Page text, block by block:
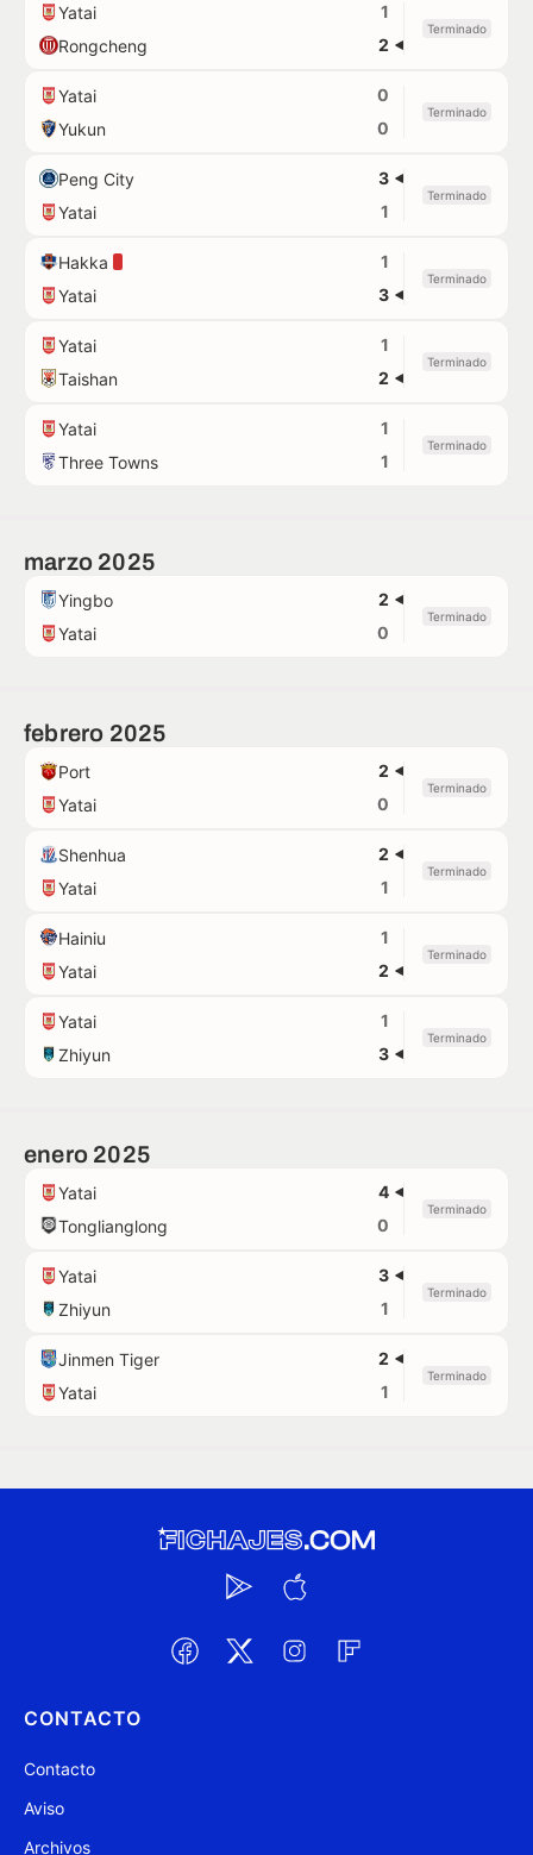
Yatai
1
Rongcheng
2
Terminado
Yatai
0
Yukun
0
Terminado
Peng City
3
Yatai
1
Terminado
Hakka
1
Yatai
3
Terminado
Yatai
1
Taishan
2
Terminado
Yatai
1
Three Towns
1
Terminado
marzo 2025
Yingbo
2
Yatai
0
Terminado
febrero 2025
Port
2
Yatai
0
Terminado
Shenhua
2
Yatai
1
Terminado
Hainiu
1
Yatai
2
Terminado
Yatai
1
Zhiyun
3
Terminado
enero 2025
Yatai
4
Tonglianglong
0
Terminado
Yatai
3
Zhiyun
1
Terminado
Jinmen Tiger
2
Yatai
1
Terminado
CONTACTO
Contacto
Aviso
Archivos